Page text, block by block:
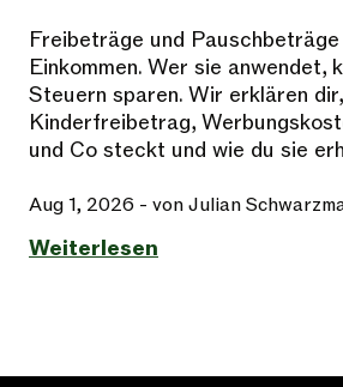
Freibeträge und Pauschbeträge
Einkommen. Wer sie anwendet,
Steuern sparen. Wir erklären
Kinderfreibetrag,
und Co steckt und wie du sie
Aug 1, 2026 - von Julian
Weiterlesen